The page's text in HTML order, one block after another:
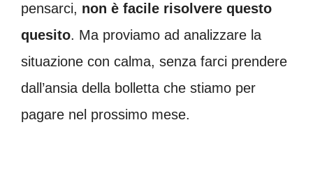
pensarci, non è facile risolvere questo
quesito. Ma proviamo ad analizzare la
situazione con calma, senza farci prendere
dall’ansia della bolletta che stiamo per
pagare nel prossimo mese.